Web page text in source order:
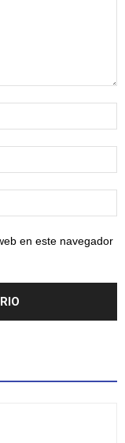
en este navegador